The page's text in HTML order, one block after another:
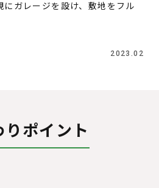
にガレージを設け、敷地をフル
2023.02
りポイント